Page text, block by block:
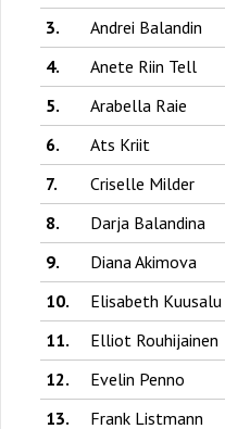
3.
Andrei Balandin
4.
Anete Riin Tell
5.
Arabella Raie
6.
Ats Kriit
7.
Criselle Milder
8.
Darja Balandina
9.
Diana Akimova
10.
Elisabeth Kuusalu
11.
Elliot Rouhijainen
12.
Evelin Penno
13.
Frank Listmann